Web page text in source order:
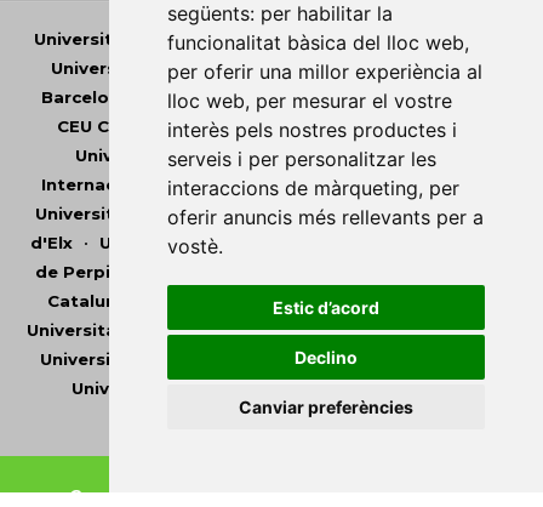
següents: per habilitar la
funcionalitat bàsica del lloc web,
per oferir una millor experiència al
lloc web, per mesurar el vostre
interès pels nostres productes i
serveis i per personalitzar les
interaccions de màrqueting, per
oferir anuncis més rellevants per a
vostè.
Estic d’acord
Declino
Canviar preferències
Universitat Abat Oliba CEU•Universitat d'Alacant
Universitat d'Andorra•Universitat Autònoma de
Barcelona
Universitat de Barcelona•Universitat
CEU Cardenal Herrera• Universitat de Girona
Universitat de les Illes Balears•Universitat
Internacional de Catalunya • Universitat Jaume I
Universitat de Lleida •Universitat Miguel Hernández
d'Elx• Universitat Oberta de Catalunya
de Perpinyà Via Domitia
Catalunya
Universitat Politècnica de València
Universitat Pompeu Fabra•Universitat Ramon Llull
Universitat Rovira i Virgili
Universitat de Sàsser
Universitat de València
Universitat Central de Catalunya
Copyright © 2026